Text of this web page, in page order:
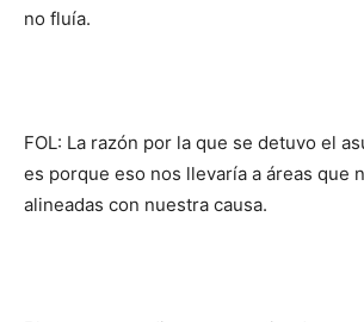
no fluía.
FOL: La razón por la que se detuvo el
es porque eso nos llevaría a áreas que
alineadas con nuestra causa.